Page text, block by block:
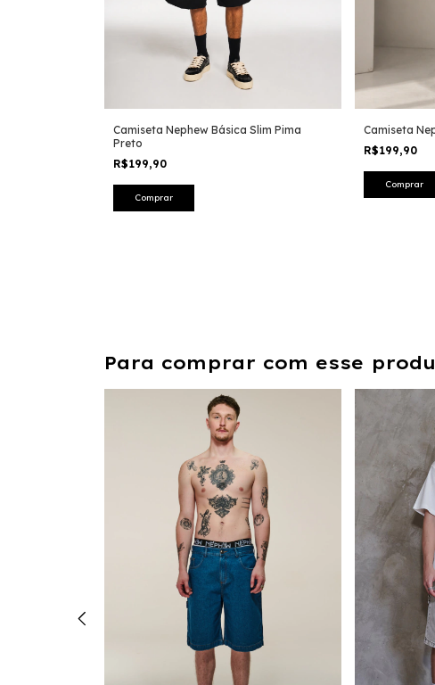
Camiseta Nephew Básica Slim Pima
Preto
R$199,90
Comprar
Camiseta
R$199,90
Comprar
Para comprar com esse